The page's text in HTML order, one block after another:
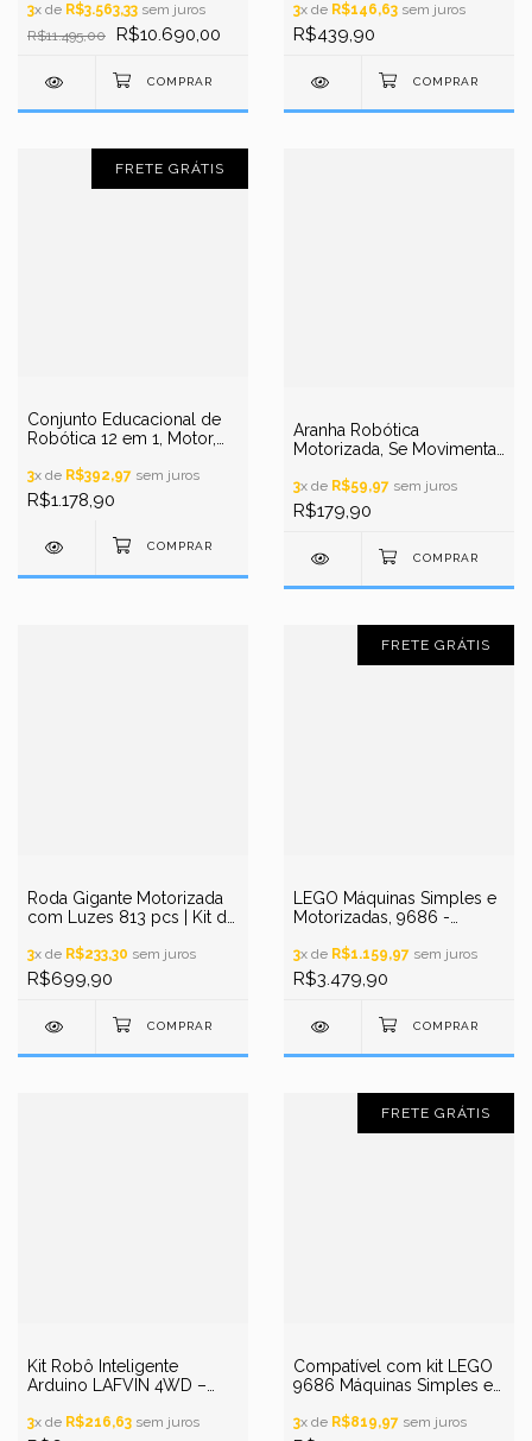
ROBÓTICA EDUCACIONAL
PROGRAMÁVEL - STEM
3x de R$3.563,33 sem juros
R$11.495,00
R$10.690,00
3x de R$146,63 sem juros
R$439,90
FRETE GRÁTIS
Conjunto Educacional de
Robótica 12 em 1, Motor,
Controle Remoto, APP, 6+
3x de R$392,97 sem juros
R$1.178,90
Aranha Robótica
Motorizada, Se Movimenta,
3x de R$59,97 sem juros
R$179,90
Roda Gigante Motorizada
com Luzes 813 pcs | Kit de
LEDs
3x de R$233,30 sem juros
R$699,90
FRETE GRÁTIS
LEGO Máquinas Simples e
Motorizadas, 9686 -
Conjunto Principal - STEM
3x de R$1.159,97 sem juros
R$3.479,90
Kit Robô Inteligente
Arduino LAFVIN 4WD –
Controle via App Bluetooth
3x de R$216,63 sem juros
FRETE GRÁTIS
Compatível com kit LEGO
9686 Máquinas Simples e
Curricular - STEM
3x de R$819,97 sem juros